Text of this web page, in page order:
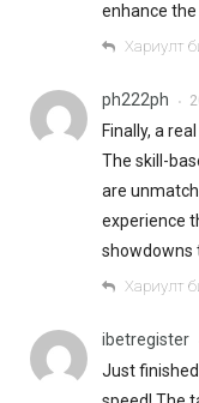
enhance
Хариулт
ph222ph •
Finally, a
The skill-
are
experience
showdowns
Хариулт
ibetregister
Just